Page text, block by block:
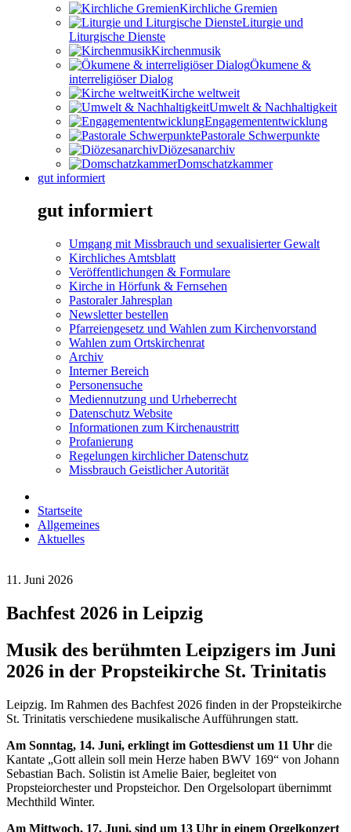
Kirchliche Gremien
Liturgie und
Liturgische Dienste
Kirchenmusik
Ökumene &
interreligiöser Dialog
Kirche weltweit
Umwelt & Nachhaltigkeit
Engagemententwicklung
Pastorale Schwerpunkte
Diözesanarchiv
Domschatzkammer
gut informiert
gut informiert
Umgang mit Missbrauch und sexualisierter Gewalt
Kirchliches Amtsblatt
Veröffentlichungen & Formulare
Kirche in Hörfunk & Fernsehen
Pastoraler Jahresplan
Newsletter bestellen
Pfarreiengesetz und Wahlen zum Kirchenvorstand
Wahlen zum Ortskirchenrat
Archiv
Interner Bereich
Personensuche
Mediennutzung und Urheberrecht
Datenschutz Website
Informationen zum Kirchenaustritt
Profanierung
Regelungen kirchlicher Datenschutz
Missbrauch Geistlicher Autorität
Startseite
Allgemeines
Aktuelles
11. Juni 2026
Bachfest 2026 in Leipzig
Musik des berühmten Leipzigers im Juni
2026 in der Propsteikirche St. Trinitatis
Leipzig. Im Rahmen des Bachfest 2026 finden in der Propsteikirche
St. Trinitatis verschiedene musikalische Aufführungen statt.
Am Sonntag, 14. Juni, erklingt im Gottesdienst um 11 Uhr die
Kantate „Gott allein soll mein Herze haben BWV 169“ von Johann
Sebastian Bach. Solistin ist Amelie Baier, begleitet von
Propsteiorchester und Propsteichor. Den Orgelsolopart übernimmt
Mechthild Winter.
Am Mittwoch, 17. Juni, sind um 13 Uhr in einem Orgelkonzert